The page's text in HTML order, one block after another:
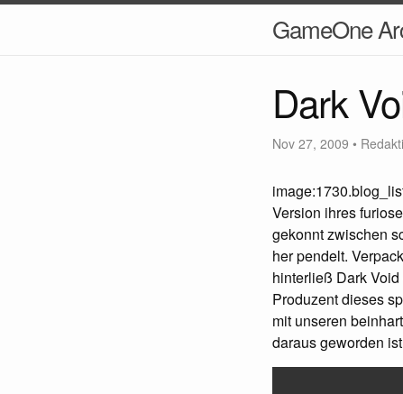
GameOne
Dark
Nov 27, 2009 •
Version ihres
gekonnt zwischen
her pendelt.
hinterließ Dark
Produzent dieses
mit unseren
daraus geworden